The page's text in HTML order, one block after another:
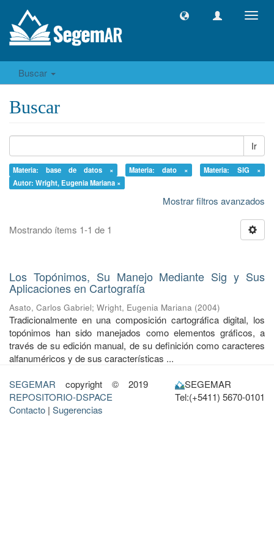
Buscar
Buscar
Ir
Materia: base de datos × Materia: dato ×
Materia: SIG ×
Autor: Wright, Eugenia Mariana ×
Mostrar filtros avanzados
Mostrando ítems 1-1 de 1
Los Topónimos, Su Manejo Mediante Sig y Sus
Aplicaciones en Cartografía
Asato, Carlos Gabriel; Wright, Eugenia Mariana (2004)
Tradicionalmente en una composición cartográfica digital, los
topónimos han sido manejados como elementos gráficos, a
través de su edición manual, de su definición como caracteres
alfanuméricos y de sus características ...
SEGEMAR copyright © 2019
REPOSITORIO-DSPACE
Contacto | Sugerencias
SEGEMAR
Tel:(+5411) 5670-0101